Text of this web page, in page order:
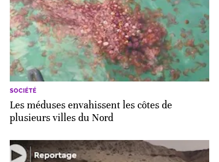
SOCIÉTÉ
Les méduses envahissent les côtes de
plusieurs villes du Nord